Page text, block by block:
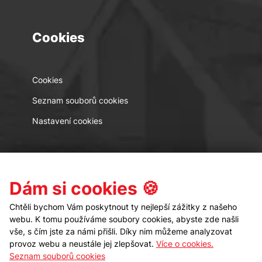
Cookies
Cookies
Seznam souborů cookies
Nastavení cookies
Kontakt Sledujte nás
Dám si cookies 🍪
Chtěli bychom Vám poskytnout ty nejlepší zážitky z našeho
webu. K tomu používáme soubory cookies, abyste zde našli
vše, s čím jste za námi přišli. Díky nim můžeme analyzovat
provoz webu a neustále jej zlepšovat. Více o cookies.
Seznam souborů cookies